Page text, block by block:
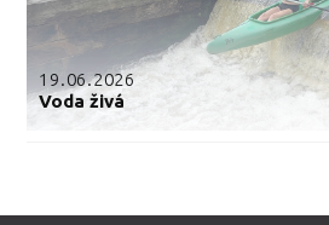
19.06.2026
Voda živá